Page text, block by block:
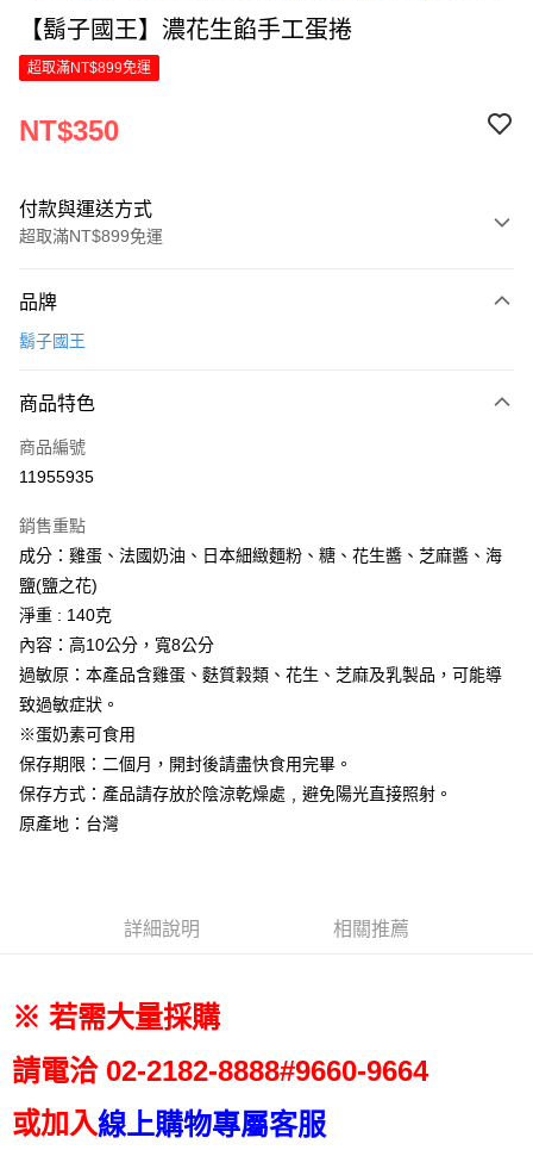
【鬍子國王】濃花生餡手工蛋捲
超取滿NT$899免運
NT$350
付款與運送方式
超取滿NT$899免運
信用卡一次付款
Apple Pay
街口支付
Google Pay
全盈+PAY
大哥付你分期
相關說明
【大哥付你分期使用說明】
1.本服務由台灣大哥大提供，台灣大哥大用戶可立即使用無須另外申請。
2.付款方式選擇「大哥付你分期」，訂單成立後會自動跳轉到大哥付的交易
流程，驗證手機門號後，選擇欲分期的期數、繳款截止日，確認付款後即完
成交易。
3.實際核准額度、可分期數及費用金額請依後續交易確認頁面所載為準。
消。如遇「轉專審核」未通過狀況，表示未達大哥付你分期系統評分，恕無
2.透過簡訊連結打開帳單後，可選擇「超商條碼／台灣大直營門市／銀行轉
【注意事項】
1.本服務係由「台灣大哥大股份有限公司」（以下簡稱本公司）所提供，讓
買賣價金債權讓與本公司後，依約使用本公司帳單繳交帳款。
2.基於同意付款使用「大哥付你分期」之契約關係目的，商店將以您的個人
資料（包含姓名、電話或地址）提供予台灣大哥大進項蒐集、處理及利用，
由本公司與您本人進行分期帳單所需資料之確認、核對及更正。
AFTEE先享後付
相關說明
【關於「AFTEE先享後付」】
AFTEE先享後付是「在收到商品之後才付款」的支付方式。 讓您購物簡單
便利好安心！
１．簡單：不需註冊會員、不需綁卡、不需儲值。
１．於結帳方式選擇「AFTEE先享後付」後，將跳轉至「AFTEE先享後付」
ATM／網路銀行／等多元方式進行付款，方視為交易完成。
※ 請注意：結帳手續完成當下不需立刻繳費，但若您需要取消訂單，請聯絡
購買商品的店家。未經商家同意取消之訂單仍視為有效，需透過AFTEE先享
後付繳納相關費用。
是否繳費成功／繳費後需取消欲退款等相關疑問，請聯繫「AFTEE先享後付
客戶支援中心」https://netprotections.freshdesk.com/support/home
ATM付款
運送方式
宅配
每筆NT$100，滿NT$1,000(含以上)免運費
請自備購物袋，若需購買紙袋可現場詢問
品牌
鬍子國王
商品特色
商品編號
11955935
銷售重點
成分：雞蛋、法國奶油、日本細緻麵粉、糖、花生醬、芝麻醬、海
鹽(鹽之花)
淨重 : 140克
內容：高10公分，寬8公分
過敏原：本產品含雞蛋、麩質穀類、花生、芝麻及乳製品，可能導
致過敏症狀。
※蛋奶素可食用
保存期限：二個月，開封後請盡快食用完畢。
保存方式：產品請存放於陰涼乾燥處﹐避免陽光直接照射。
原產地：台灣
詳細說明 相關推薦
※ 若需大量採購
請電洽 02-2182-8888#9660-9664
或加入線上購物專屬客服